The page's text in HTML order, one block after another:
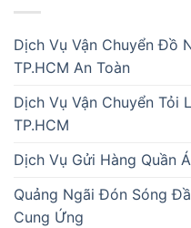
Dịch Vụ Vận Chuyển Đồ
TP.HCM An Toàn
Dịch Vụ Vận Chuyển Tỏi
TP.HCM
Dịch Vụ Gửi Hàng Quần
Quảng Ngãi Đón Sóng
Cung Ứng